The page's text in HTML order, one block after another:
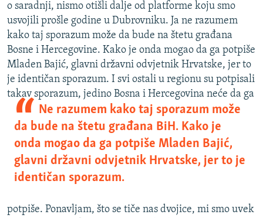
o saradnji, nismo otišli dalje od platforme koju smo
usvojili prošle godine u Dubrovniku. Ja ne razumem
kako taj sporazum može da bude na štetu građana
Bosne i Hercegovine. Kako je onda mogao da ga potpiše
Mladen Bajić, glavni državni odvjetnik Hrvatske, jer to
je identičan sporazum. I svi ostali u regionu su potpisali
takav sporazum, jedino Bosna i Hercegovina
Ne razumem kako taj sporazum može
da bude na štetu građana BiH. Kako je
onda mogao da ga potpiše Mladen Bajić,
glavni državni odvjetnik Hrvatske, jer to je
identičan sporazum.
neće da ga
potpiše. Ponavljam, što se tiče nas dvojice, mi smo uvek